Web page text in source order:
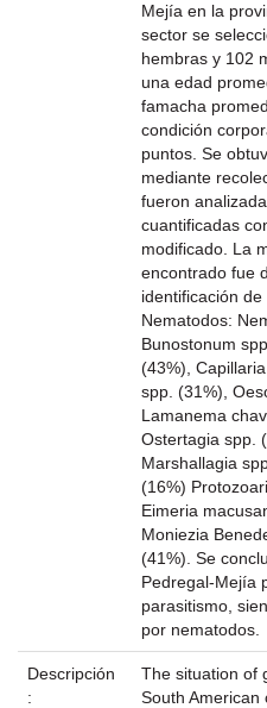
Mejía en la
sector se
hembras y 102
una edad
famacha
condición
puntos. Se
mediante
fueron
cuantificadas
modificado. La
encontrado fue
identificación
Nematodos:
Bunostonum
(43%),
spp. (31%),
Lamanema
Ostertagia spp.
Marshallagia
(16%)
Eimeria
Moniezia
(41%). Se
Pedregal-Mejía
parasitismo,
por nematodos.
Descripción
:
The situation of
South American